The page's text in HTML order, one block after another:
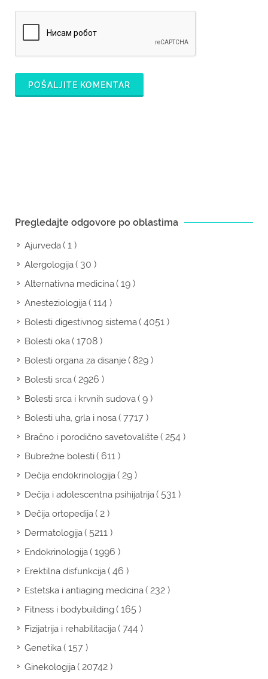
POŠALJITE KOMENTAR
Pregledajte odgovore po oblastima
Ajurveda( 1 )
Alergologija( 30 )
Alternativna medicina( 19 )
Anesteziologija( 114 )
Bolesti digestivnog sistema( 4051 )
Bolesti oka( 1708 )
Bolesti organa za disanje( 829 )
Bolesti srca( 2926 )
Bolesti srca i krvnih sudova( 9 )
Bolesti uha, grla i nosa( 7717 )
Bračno i porodično savetovalište( 254 )
Bubrežne bolesti( 611 )
Dečija endokrinologija( 29 )
Dečija i adolescentna psihijatrija( 531 )
Dečija ortopedija( 2 )
Dermatologija( 5211 )
Endokrinologija( 1996 )
Erektilna disfunkcija( 46 )
Estetska i antiaging medicina( 232 )
Fitness i bodybuilding( 165 )
Fizijatrija i rehabilitacija( 744 )
Genetika( 157 )
Ginekologija( 20742 )